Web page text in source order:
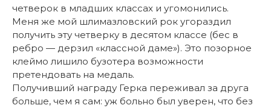
четверок в младших классах и угомонились.
Меня же мой шлимазловский рок угораздил
получить эту четверку в десятом классе (бес в
ребро — дерзил «классной даме»). Это позорное
клеймо лишило бузотера возможности
претендовать на медаль.
Получивший награду Герка переживал за друга
больше, чем я сам: уж больно был уверен, что без